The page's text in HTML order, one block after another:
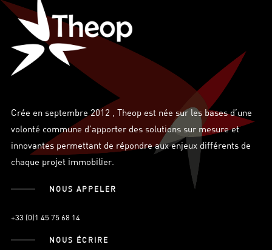
Crée en septembre 2012 , Theop est née sur les bases d’une
volonté commune d’apporter des solutions sur mesure et
innovantes permettant de répondre aux enjeux différents de
chaque projet immobilier.
NOUS APPELER
+33 (0)1 45 75 68 14
NOUS ÉCRIRE